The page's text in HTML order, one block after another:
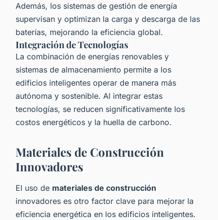
Además, los sistemas de gestión de energía
supervisan y optimizan la carga y descarga de las
baterías, mejorando la eficiencia global.
Integración de Tecnologías
La combinación de energías renovables y
sistemas de almacenamiento permite a los
edificios inteligentes operar de manera más
autónoma y sostenible. Al integrar estas
tecnologías, se reducen significativamente los
costos energéticos y la huella de carbono.
Materiales de Construcción
Innovadores
El uso de materiales de construcción
innovadores es otro factor clave para mejorar la
eficiencia energética en los edificios inteligentes.